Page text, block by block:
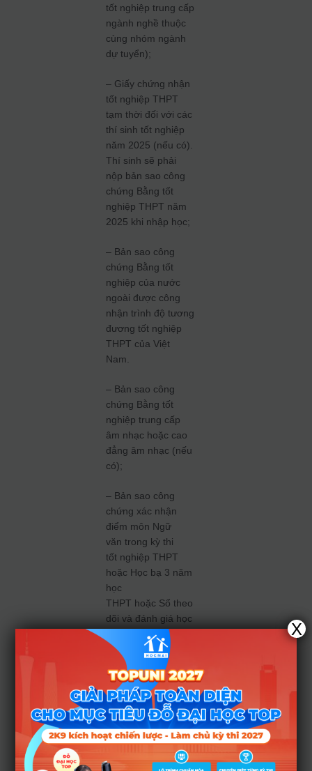
tốt nghiệp trung cấp
ngành nghề thuộc
cùng nhóm ngành
dự tuyển);
– Giấy chứng nhận
tốt nghiệp THPT
tạm thời đối với các
thí sinh tốt nghiệp
năm 2025 (nếu có).
Thí sinh sẽ phải
nộp bản sao công
chứng Bằng tốt
nghiệp THPT năm
2025 khi nhập học;
– Bản sao công
chứng Bằng tốt
nghiệp của nước
ngoài được công
nhận trình độ tương
đương tốt nghiệp
THPT của Việt
Nam.
– Bản sao công
chứng Bằng tốt
nghiệp trung cấp
âm nhạc hoặc cao
đẳng âm nhạc (nếu
có);
– Bản sao công
chứng xác nhận
điểm môn Ngữ
văn trong kỳ thi
tốt nghiệp THPT
hoặc Học bạ 3 năm
học
THPT hoặc Sổ theo
dõi và đánh giá học
sinh theo lớp học
của 3 năm học
THPT trong cơ sở
giáo dục nghề
nghiệp.
– Hồ sơ chứng
nhận ưu tiên (nếu
X